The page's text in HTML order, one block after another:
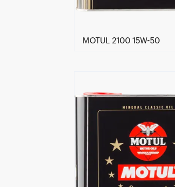
Händlersuche
MOTUL 2100 15W-50